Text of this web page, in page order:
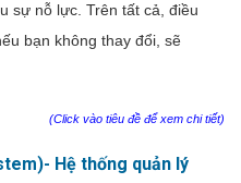
sự nỗ lực. Trên tất cả, điều
bạn không thay đổi, sẽ
(Click vào tiêu đề để xem chi tiết)
Hệ thống quản lý